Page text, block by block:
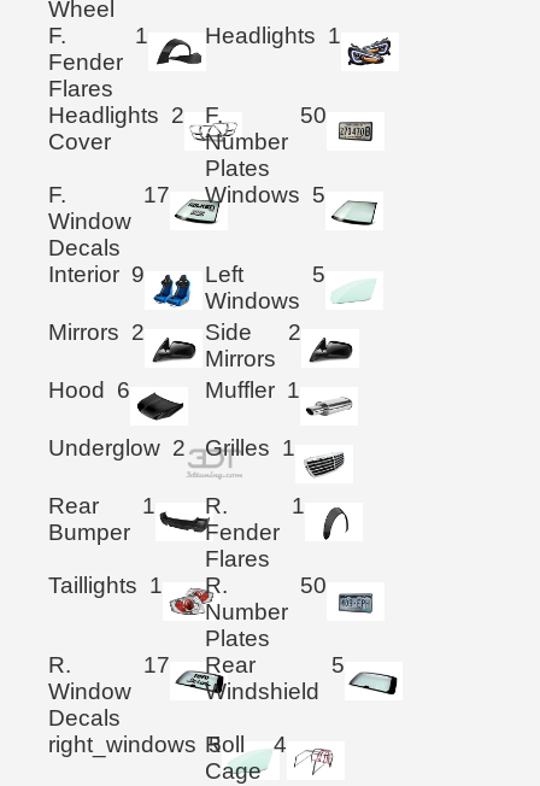
Wheel
F.
Fender
Flares
1 Headlights 1
Headlights
Cover
2
F.
Number
Plates
50
F.
Window
Decals
17 Windows 5
Interior 9
Left
Windows
5
Mirrors 2
Side
Mirrors
2
Hood 6 Muffler 1
Underglow 2 Grilles 1
Rear
Bumper
1
R.
Fender
Flares
1
Taillights 1
R.
Number
Plates
50
R.
Window
Decals
17
Rear
Windshield
5
right_windows 5
Roll
Cage
4